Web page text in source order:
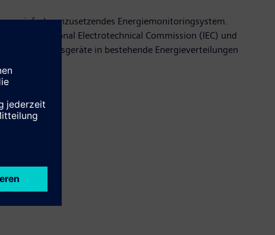
einfach umzusetzendes Energiemonitoringsystem.
International Electrotechnical Commission (IEC) und
der Messgeräte in bestehende Energieverteilungen